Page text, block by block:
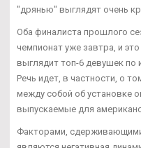
"дрянью" выглядят очень
Оба финалиста прошлого
чемпионат уже завтра, и
выглядит топ-6 девушек по
Речь идет, в частности, о
между собой об установке
выпускаемые для
Факторами, сдерживающими